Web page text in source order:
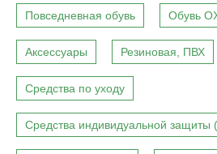
Повседневная обувь Обувь
Аксессуары Резиновая, ПВХ
Средства по уходу
Средства индивидуальной защиты